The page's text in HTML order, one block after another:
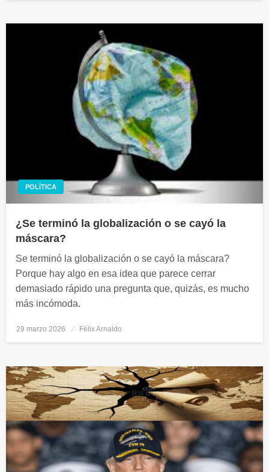
POLÍTICA
¿Se terminó la globalización o se cayó la
máscara?
Se terminó la globalización o se cayó la máscara?
Porque hay algo en esa idea que parece cerrar
demasiado rápido una pregunta que, quizás, es mucho
más incómoda.
Publicado
29 marzo 2026 Félix Arnaldo